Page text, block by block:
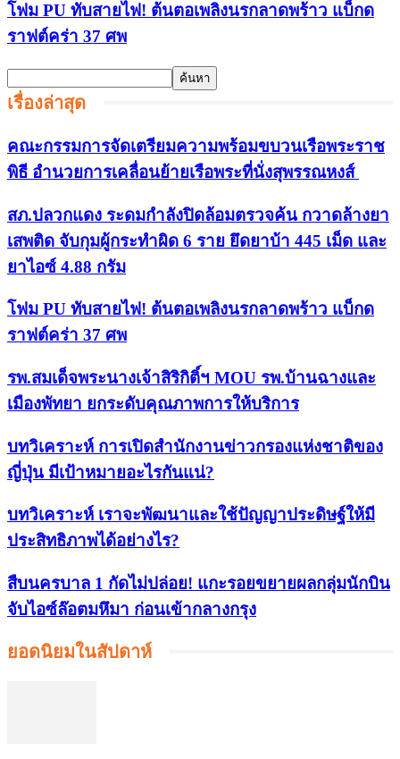
โฟม PU ทับสายไฟ! ต้นตอเพลิงนรกลาดพร้าว แบ็กด
ราฟต์คร่า 37 ศพ
เรื่องล่าสุด
คณะกรรมการจัดเตรียมความพร้อมขบวนเรือพระราช
พิธี อำนวยการเคลื่อนย้ายเรือพระที่นั่งสุพรรณหงส์
สภ.ปลวกแดง ระดมกำลังปิดล้อมตรวจค้น กวาดล้างยา
เสพติด จับกุมผู้กระทำผิด 6 ราย ยึดยาบ้า 445 เม็ด และ
ยาไอซ์ 4.88 กรัม
โฟม PU ทับสายไฟ! ต้นตอเพลิงนรกลาดพร้าว แบ็กด
ราฟต์คร่า 37 ศพ
รพ.สมเด็จพระนางเจ้าสิริกิติ์ฯ MOU รพ.บ้านฉางและ
เมืองพัทยา ยกระดับคุณภาพการให้บริการ
บทวิเคราะห์ การเปิดสำนักงานข่าวกรองแห่งชาติของ
ญี่ปุ่น มีเป้าหมายอะไรกันแน่?
บทวิเคราะห์ เราจะพัฒนาและใช้ปัญญาประดิษฐ์ให้มี
ประสิทธิภาพได้อย่างไร?
สืบนครบาล 1 กัดไม่ปล่อย! แกะรอยขยายผลกลุ่มนักบิน
จับไอซ์ล๊อตมหึมา ก่อนเข้ากลางกรุง
ยอดนิยมในสัปดาห์